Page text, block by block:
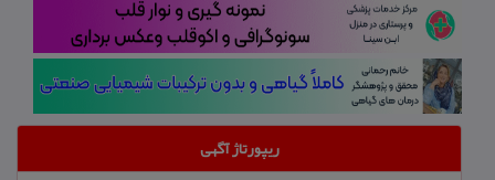
ریپورتاژ آگهی